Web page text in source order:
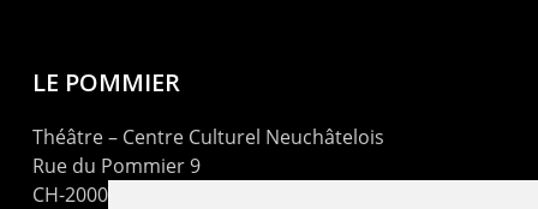
LE POMMIER
Théâtre – Centre Culturel Neuchâtelois
Rue du Pommier 9
CH-2000 Neuchâtel